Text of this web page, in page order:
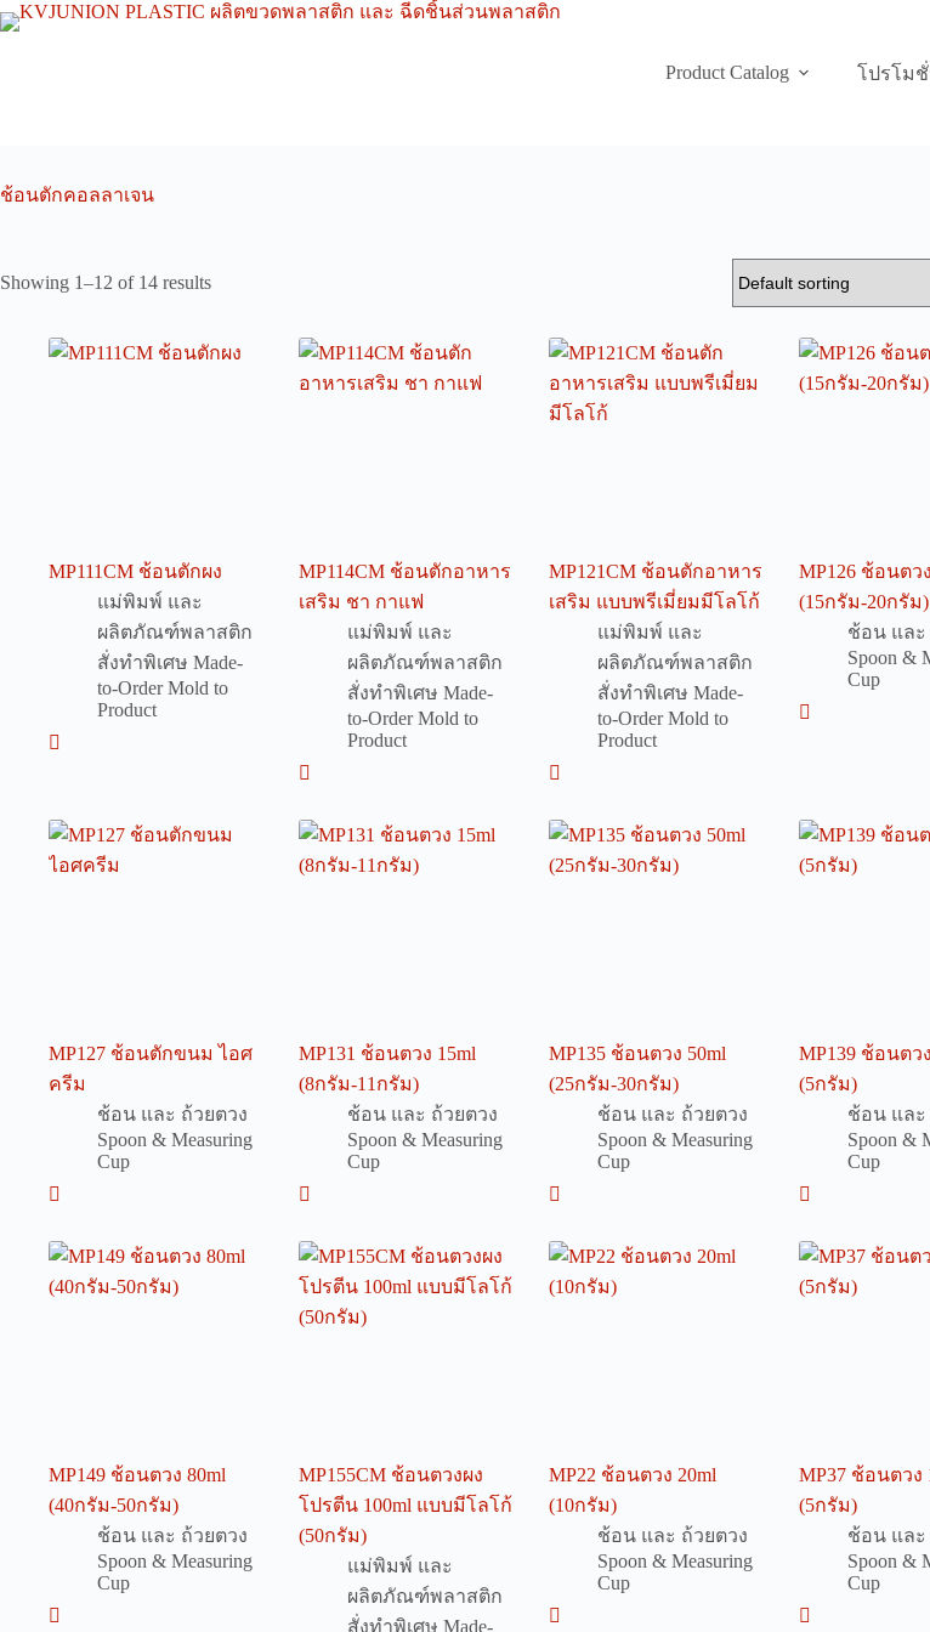
Skip
to
Product Catalog
โปรโม
ช้อนตักคอลลาเจน
Showing 1–12 of 14 results
MP111CM ช้อนตักผง
แม่พิมพ์ และ
ผลิตภัณฑ์พลาสติก
สั่งทำพิเศษ Made-
to-Order Mold to
Product
MP114CM ช้อนตักอาหาร
เสริม ชา กาแฟ
แม่พิมพ์ และ
ผลิตภัณฑ์พลาสติก
สั่งทำพิเศษ Made-
to-Order Mold to
Product
MP121CM ช้อนตักอาหาร
เสริม แบบพรีเมี่ยมมีโลโก้
แม่พิมพ์ และ
ผลิตภัณฑ์พลาสติก
สั่งทำพิเศษ Made-
to-Order Mold to
Product
MP126 ช้อนตว
(15กรัม-20กรัม)
ช้อน และ
Spoon &
Cup
MP127 ช้อนตักขนม ไอศ
ครีม
ช้อน และ ถ้วยตวง
Spoon & Measuring
Cup
MP131 ช้อนตวง 15ml
(8กรัม-11กรัม)
ช้อน และ ถ้วยตวง
Spoon & Measuring
Cup
MP135 ช้อนตวง 50ml
(25กรัม-30กรัม)
ช้อน และ ถ้วยตวง
Spoon & Measuring
Cup
MP139 ช้อนตว
(5กรัม)
ช้อน และ
Spoon &
Cup
MP149 ช้อนตวง 80ml
(40กรัม-50กรัม)
ช้อน และ ถ้วยตวง
Spoon & Measuring
Cup
MP155CM ช้อนตวงผง
โปรตีน 100ml แบบมีโลโก้
(50กรัม)
แม่พิมพ์ และ
ผลิตภัณฑ์พลาสติก
สั่งทำพิเศษ Made-
MP22 ช้อนตวง 20ml
(10กรัม)
ช้อน และ ถ้วยตวง
Spoon & Measuring
Cup
MP37 ช้อนตวง
(5กรัม)
ช้อน และ
Spoon &
Cup